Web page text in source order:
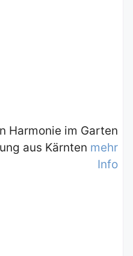
Harmonie im Garten
aus Kärnten mehr
Info